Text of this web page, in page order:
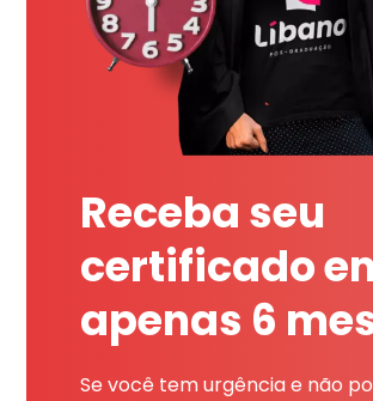
Receba seu
certificado
apenas 6
Se você tem urgência e não